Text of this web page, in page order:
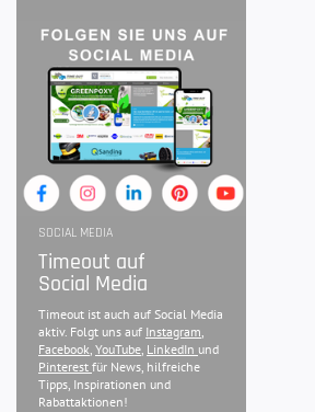
SOCIAL MEDIA
Timeout auf
Social Media
Timeout ist auch auf Social Media
aktiv. Folgt uns auf Instagram,
Facebook, YouTube, LinkedIn und
Pinterest für News, hilfreiche
Tipps, Inspirationen und
Rabattaktionen!